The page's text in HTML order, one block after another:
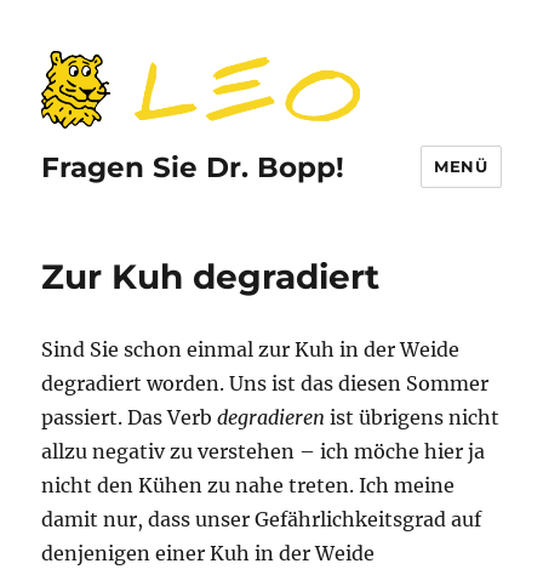
Fragen Sie Dr. Bopp! MENÜ
Zur Kuh degradiert
Sind Sie schon einmal zur Kuh in der Weide
degradiert worden. Uns ist das diesen Sommer
passiert. Das Verbdegradieren ist übrigens nicht
allzu negativ zu verstehen – ich möche hier ja
nicht den Kühen zu nahe treten. Ich meine
damit nur, dass unser Gefährlichkeitsgrad auf
denjenigen einer Kuh in der Weide